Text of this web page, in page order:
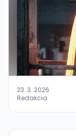
23. 3. 2026
Redakcia